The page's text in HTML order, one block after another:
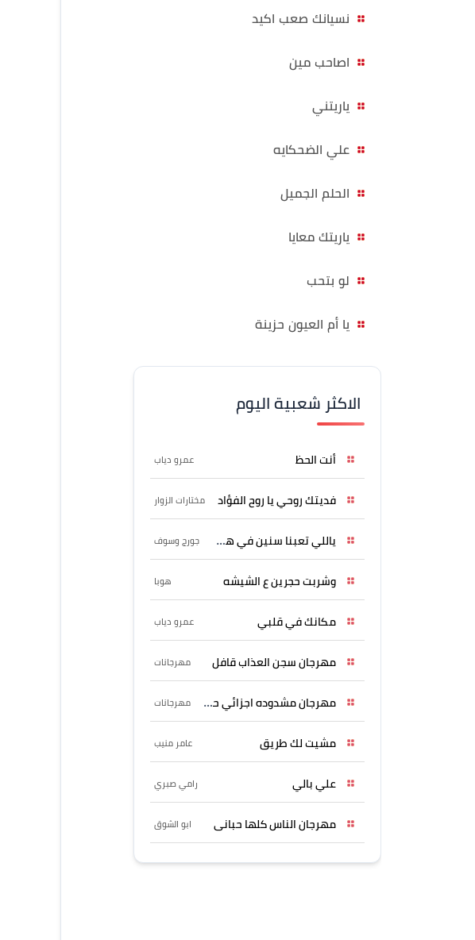
نسيانك صعب اكيد
اصاحب مين
ياريتني
علي الضحكايه
الحلم الجميل
ياريتك معايا
لو بتحب
يا أم العيون حزينة
الاكثر شعبية اليوم
أنت الحظ عمرو دياب
فديتك روحي يا روح الفؤاد مختارات الزوار
ياللي تعبنا سنين في هواه جورج وسوف
وشربت حجرين ع الشيشه هوبا
مكانك في قلبي عمرو دياب
مهرجان سجن العذاب قافل مهرجانات
مهرجان مشدوده اجزائي حربونى مهرجانات
مشيت لك طريق عامر منيب
علي بالي رامي صبري
مهرجان الناس كلها حبانى ابو الشوق